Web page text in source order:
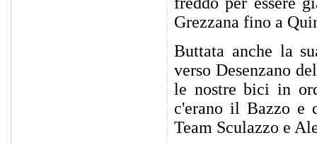
Grezzana fino a
Buttata anche la
verso Desenzano
le nostre bici in
c'erano il Bazzo e
Team Sculazzo e